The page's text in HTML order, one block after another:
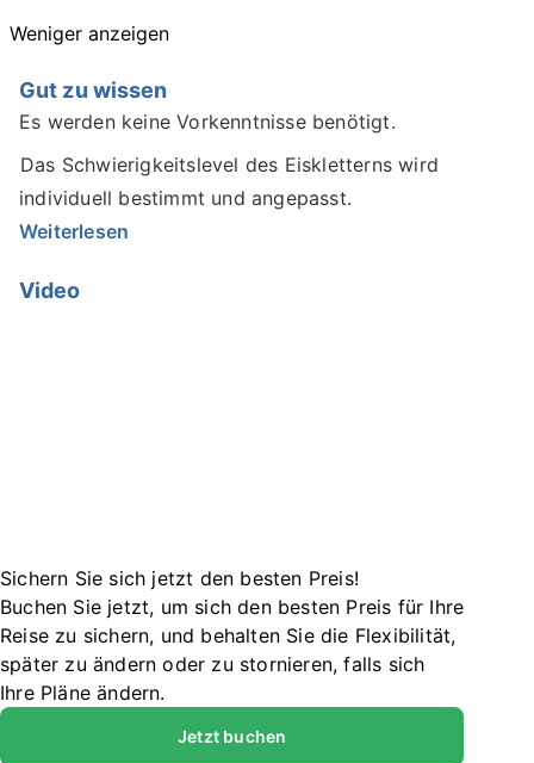
Weniger anzeigen
Gut zu wissen
Es werden keine Vorkenntnisse benötigt.
Das Schwierigkeitslevel des Eiskletterns wird
individuell bestimmt und angepasst.
Weiterlesen
Video
Sichern Sie sich jetzt den besten Preis!
Buchen Sie jetzt, um sich den besten Preis für Ihre
Reise zu sichern, und behalten Sie die Flexibilität,
später zu ändern oder zu stornieren, falls sich
Ihre Pläne ändern.
Jetzt buchen